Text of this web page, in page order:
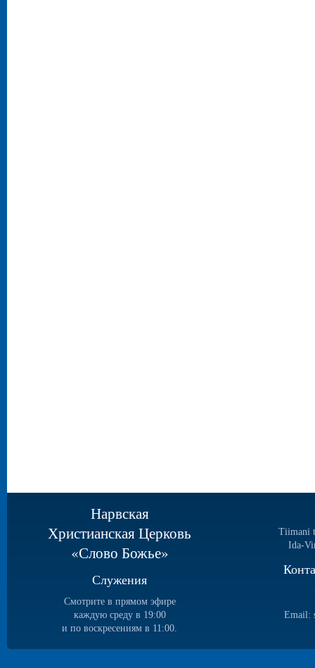
Нарвская
Христианская Церковь
«Слово Божье»
Служения
Смотрите в прямом эфире
каждую среду в 19:00
и по воскресениям в 11:00.
Tiimani
Ida-
Email: